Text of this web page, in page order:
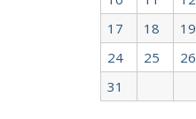
17
18 19
24
25 26
31